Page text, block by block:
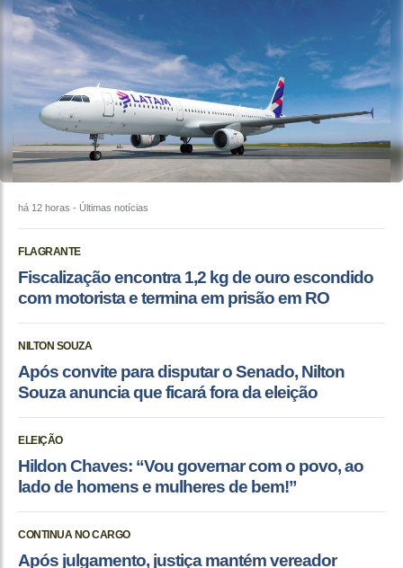
há 12 horas - Últimas notícias
FLAGRANTE
Fiscalização encontra 1,2 kg de ouro escondido
com motorista e termina em prisão em RO
NILTON SOUZA
Após convite para disputar o Senado, Nilton
Souza anuncia que ficará fora da eleição
ELEIÇÃO
Hildon Chaves: “Vou governar com o povo, ao
lado de homens e mulheres de bem!”
CONTINUA NO CARGO
Após julgamento, justiça mantém vereador